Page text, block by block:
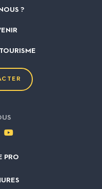
?
Suivez-
Youtube
PRO